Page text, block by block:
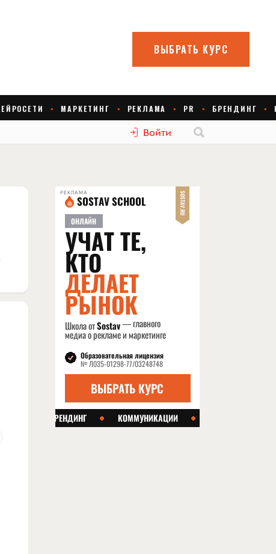
Войти
РЕКЛАМА